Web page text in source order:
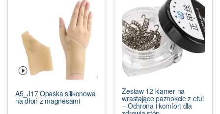
A5_J17 Opaska silikonowa
na dłoń z magnesami
Zestaw 12 klamer na
wrastające paznokcie z etui
– Ochrona i komfort dla